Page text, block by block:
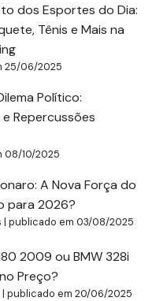
dos Esportes do Dia:
Tênis e Mais na
25/06/2025
Político:
Repercussões
08/10/2025
A Nova Força do
para 2026?
|publicado em 03/08/2025
2009 ou BMW 328i
Preço?
|publicado em 20/06/2025